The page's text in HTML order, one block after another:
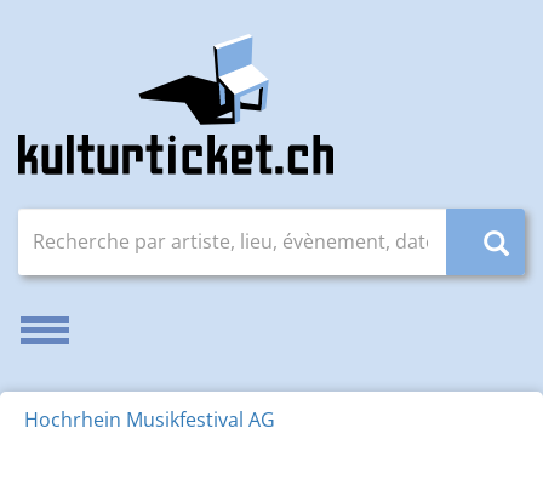
Recherche par artiste, lieu, évènement, date
Activer/désactiver la navigation
Hochrhein Musikfestival AG